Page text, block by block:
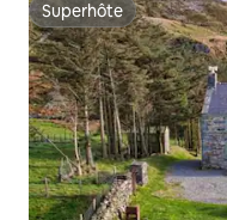
Superhôte
Superhôte